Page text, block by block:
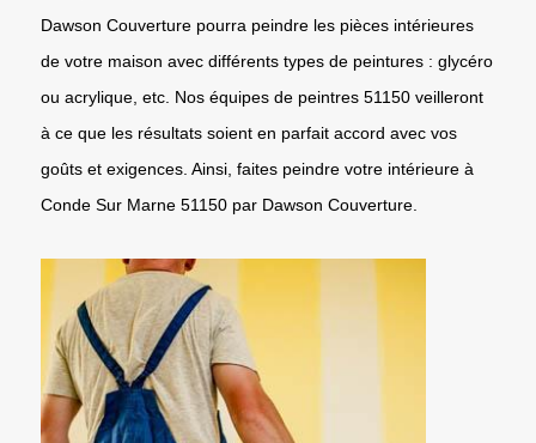
Dawson Couverture pourra peindre les pièces intérieures
de votre maison avec différents types de peintures : glycéro
ou acrylique, etc. Nos équipes de peintres 51150 veilleront
à ce que les résultats soient en parfait accord avec vos
goûts et exigences. Ainsi, faites peindre votre intérieure à
Conde Sur Marne 51150 par Dawson Couverture.